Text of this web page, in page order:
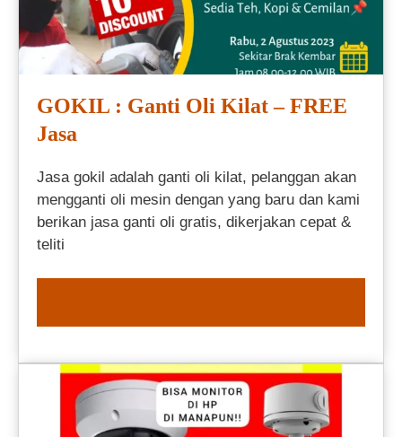
GOKIL : Ganti Oli Kilat – FREE
Jasa
Jasa gokil adalah ganti oli kilat, pelanggan akan
mengganti oli mesin dengan yang baru dan kami
berikan jasa ganti oli gratis, dikerjakan cepat &
teliti